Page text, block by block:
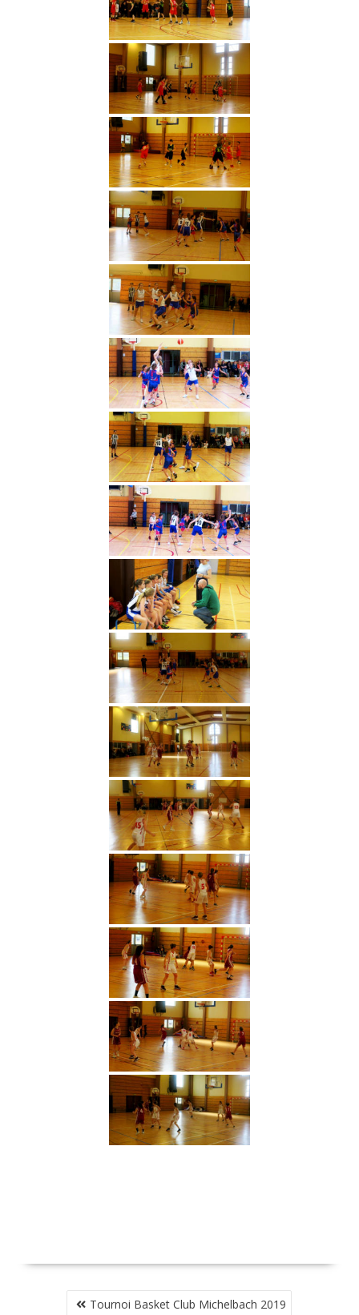
NAVIGATION Tournoi Basket Club Michelbach 2019